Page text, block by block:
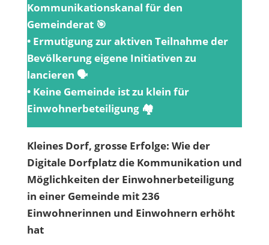
Kommunikationskanal für den
Gemeinderat 🎯
• Ermutigung zur aktiven Teilnahme der
Bevölkerung eigene Initiativen zu
lancieren 🗣️
• Keine Gemeinde ist zu klein für
Einwohnerbeteiligung 🏘️
Kleines Dorf, grosse Erfolge: Wie der
Digitale Dorfplatz die Kommunikation und
Möglichkeiten der Einwohnerbeteiligung
in einer Gemeinde mit 236
Einwohnerinnen und Einwohnern erhöht
hat